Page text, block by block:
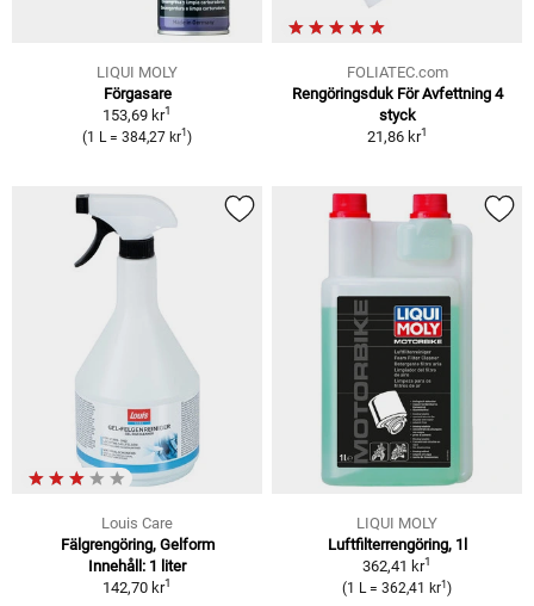
LIQUI MOLY
Förgasare
153,69 kr1
(1 L = 384,27 kr1 )
FOLIATEC.com
Rengöringsduk För Avfettning 4
styck
21,86 kr1
Louis Care
Fälgrengöring, Gelform
Innehåll: 1 liter
142,70 kr1
LIQUI MOLY
Luft­fil­ter­ren­gö­ring, 1l
362,41 kr1
(1 L = 362,41 kr1 )